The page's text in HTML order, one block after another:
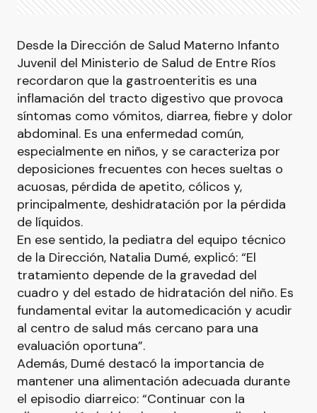
Desde la Dirección de Salud Materno Infanto
Juvenil del Ministerio de Salud de Entre Ríos
recordaron que la gastroenteritis es una
inflamación del tracto digestivo que provoca
síntomas como vómitos, diarrea, fiebre y dolor
abdominal. Es una enfermedad común,
especialmente en niños, y se caracteriza por
deposiciones frecuentes con heces sueltas o
acuosas, pérdida de apetito, cólicos y,
principalmente, deshidratación por la pérdida
de líquidos.
En ese sentido, la pediatra del equipo técnico
de la Dirección, Natalia Dumé, explicó: “El
tratamiento depende de la gravedad del
cuadro y del estado de hidratación del niño. Es
fundamental evitar la automedicación y acudir
al centro de salud más cercano para una
evaluación oportuna”.
Además, Dumé destacó la importancia de
mantener una alimentación adecuada durante
el episodio diarreico: “Continuar con la